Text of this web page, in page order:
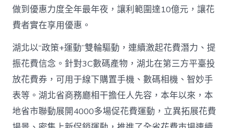
做到優惠力度全年最年夜，讓利範圍達10億元，讓花
費者實在享用優惠。
湖北以“政策+運動”雙輪驅動，連續激起花費潛力、提
振花費信念。針對3C數碼產物，湖北在第三方平臺投
放花費券，可用于線下購置手機、數碼相機、智妙手
表等。湖北省商務廳相干擔任人先容，本年以來，本
地省市聯動展開4000多場促花費運動，立異拓展花費